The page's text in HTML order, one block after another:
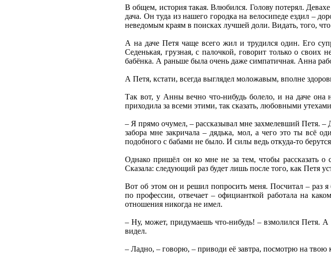
В общем, история такая. Влюбился. Голову потерял.
дача. Он туда из нашего городка на велосипеде ездил –
неведомым краям в поисках лучшей доли. Видать, того,
А на даче Петя чаще всего жил и трудился один. Его
Седенькая, грузная, с палочкой, говорит только о
бабёнка. А раньше была очень даже симпатичная. Анна
А Петя, кстати, всегда выглядел моложавым, вполне
Так вот, у Анны вечно что-нибудь болело, и на даче
приходила за всеми этими, так сказать, любовными
– Я прямо очумел, – рассказывал мне захмелевший Петя. –
забора мне закричала – дядька, мол, а чего это ты всё
подобного с бабами не было. И силы ведь откуда-то
Однако пришёл он ко мне не за тем, чтобы рассказать о
Сказала: следующий раз будет лишь после того, как Петя
Вот об этом он и решил попросить меня. Посчитал – раз
по профессии, отвечает – официанткой работала на
отношения никогда не имел.
– Ну, может, придумаешь что-нибудь! – взмолился Петя. А
видел.
– Ладно, – говорю, – приводи её завтра, посмотрю на твою